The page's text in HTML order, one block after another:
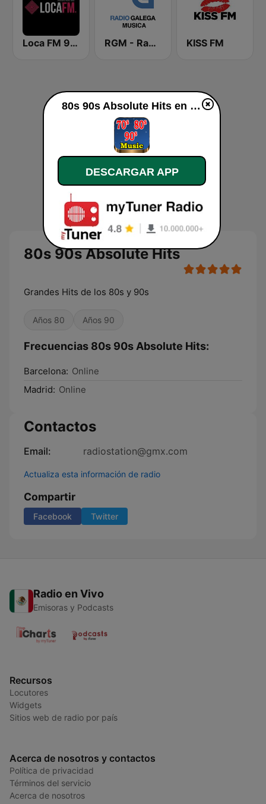
Loca FM 90's RGM - Radio Galega Música KISS FM
80s 90s Absolute Hits
Grandes Hits de los 80s y 90s
Años 80 Años 90
Frecuencias 80s 90s Absolute Hits:
Barcelona: Online
Madrid: Online
Contactos
Email: radiostation@gmx.com
Actualiza esta información de radio
Compartir
Facebook Twitter
Radio en Vivo
Emisoras y Podcasts
Recursos
Locutores
Widgets
Sitios web de radio por país
Acerca de nosotros y contactos
Política de privacidad
Términos del servicio
Acerca de nosotros
80s 90s Absolute Hits en vivo
DESCARGAR APP